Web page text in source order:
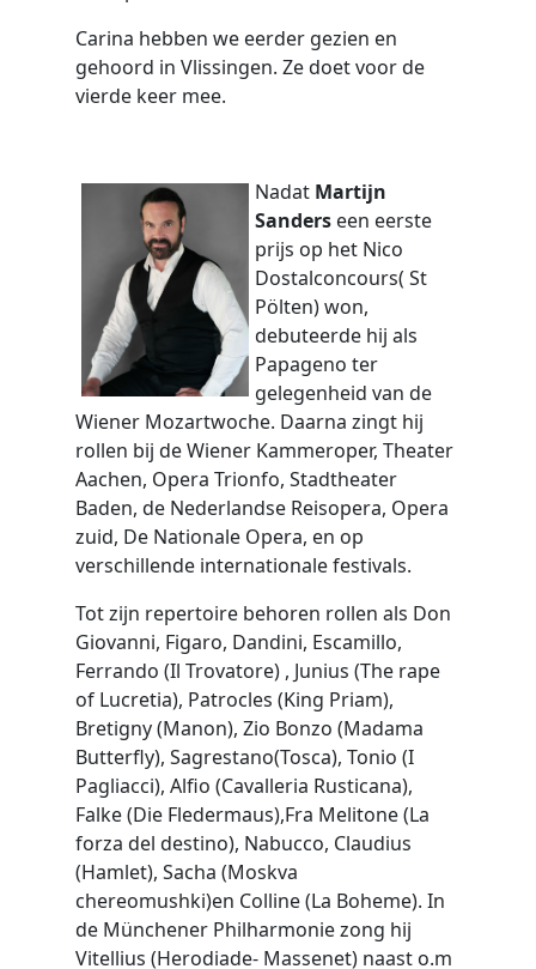
Carina hebben we eerder gezien en
gehoord in Vlissingen. Ze doet voor de
vierde keer mee.
Nadat Martijn
Sanderseen eerste
prijs op het Nico
Dostalconcours( St
Pölten) won,
debuteerde hij als
Papageno ter
gelegenheid van de
Wiener Mozartwoche. Daarna zingt hij
rollen bij de Wiener Kammeroper, Theater
Aachen, Opera Trionfo, Stadtheater
Baden, de Nederlandse Reisopera, Opera
zuid, De Nationale Opera, en op
verschillende internationale festivals.
Tot zijn repertoire behoren rollen als Don
Giovanni, Figaro, Dandini, Escamillo,
Ferrando (Il Trovatore) , Junius (The rape
of Lucretia), Patrocles (King Priam),
Bretigny (Manon), Zio Bonzo (Madama
Butterfly), Sagrestano(Tosca), Tonio (I
Pagliacci), Alfio (Cavalleria Rusticana),
Falke (Die Fledermaus),Fra Melitone (La
forza del destino), Nabucco, Claudius
(Hamlet), Sacha (Moskva
chereomushki)en Colline (La Boheme). In
de Münchener Philharmonie zong hij
Vitellius (Herodiade- Massenet) naast o.m